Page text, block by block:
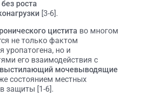
роста
[3-6].
цистита во многом
не только фактом
уропатогена, но и
его взаимодействия с
выстилающий мочевыводящие
состоянием местных
защиты [1-6].